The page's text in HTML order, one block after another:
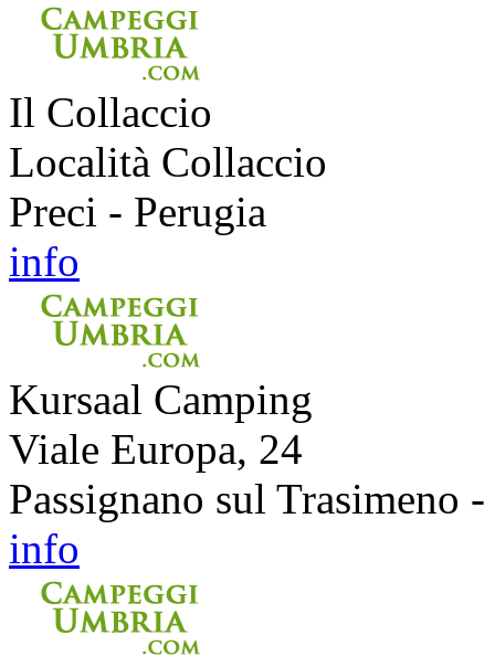
Il Collaccio
Località Collaccio
Preci - Perugia
info
Kursaal Camping
Viale Europa, 24
Passignano sul Trasimeno
info